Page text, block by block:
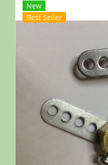
New
Best Seller